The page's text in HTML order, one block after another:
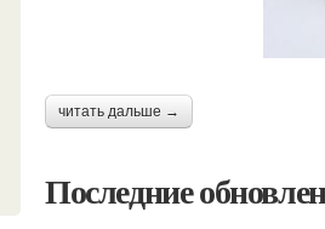
читать дальше →
Последние